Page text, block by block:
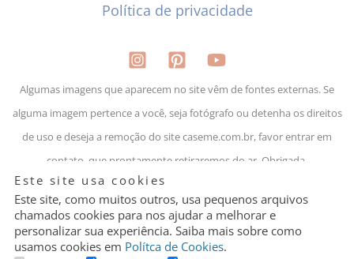
Política de privacidade
Algumas imagens que aparecem no site vêm de fontes externas. Se
alguma imagem pertence a você, seja fotógrafo ou detenha os direitos
de uso e deseja a remoção do site caseme.com.br, favor entrar em
contato, que prontamente retiraremos do ar. Obrigada.
Lejour Presentes LTDA | CNPJ: 29.009.8111/0001-35
Este site usa cookies
Este site, como muitos outros, usa pequenos arquivos
chamados cookies para nos ajudar a melhorar e
personalizar sua experiência. Saiba mais sobre como
usamos cookies em Polítca de Cookies.
Cookie